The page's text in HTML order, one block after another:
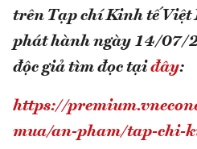
trên Tạp chí Kinh tế
phát hành ngày 14/07/
độc giả tìm đọc tại đây:
https://
mua/an-pham/tap-chi-